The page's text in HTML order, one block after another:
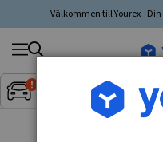
Välkommen till Yourex -
Inget fordon
Søg
produkt,
producent,